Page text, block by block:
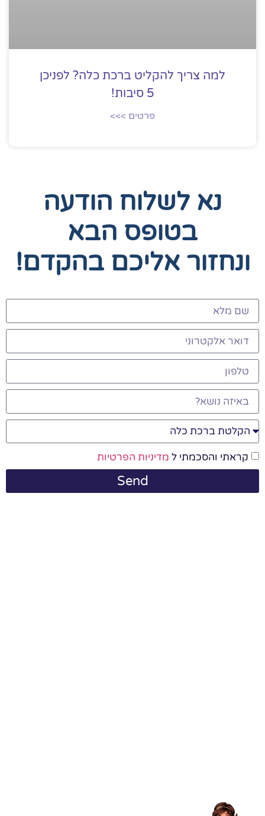
למה צריך להקליט ברכת כלה? לפניכן
5 סיבות!
פרטים >>>
נא לשלוח הודעה
בטופס הבא
ונחזור אליכם בהקדם!
קראתי והסכמתי ל מדיניות הפרטיות
Send